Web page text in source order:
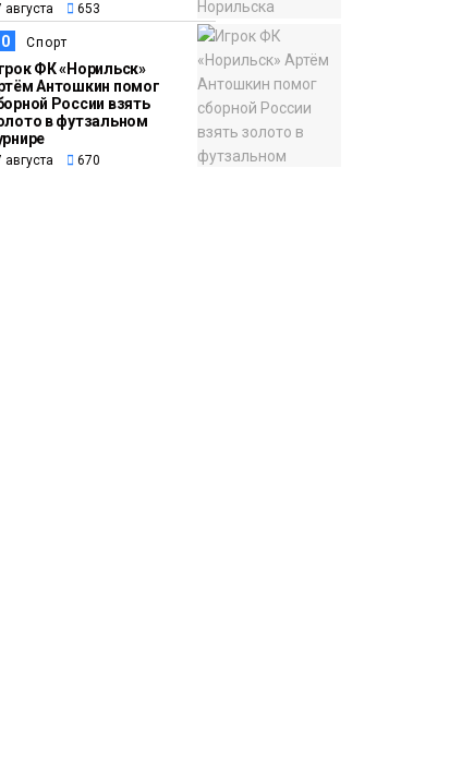
августа 653
Спорт
ФК «Норильск»
Антошкин помог
России взять
в футзальном
августа 670